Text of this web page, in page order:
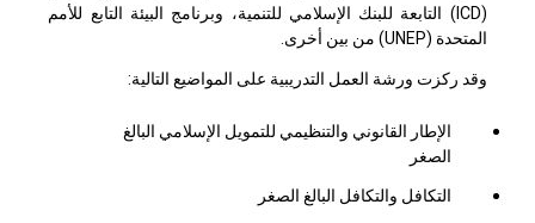
ICD) التابعة للبنك الإسلامي للتنمية، وبرنامج البيئة التابع للأمم
المتحدة (UNEP) من بين أخرى.
وقد ركزت ورشة العمل التدريبية على المواضيع التالية:
الإطار القانوني والتنظيمي للتمويل الإسلامي البالغ
الصغر
التكافل والتكافل البالغ الصغر